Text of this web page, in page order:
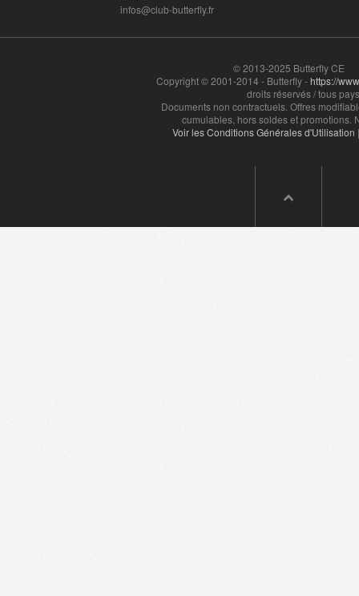
infos@club-butterfly.fr
© 2013-2025 Butterfly CE
Copyright © 2001-2014 - Butterfly -https://
droits réservés / tous
Documents non contractuels. Offres
cumulables, hors soldes et promotions.
Voir les Conditions Générales d'Utilisation